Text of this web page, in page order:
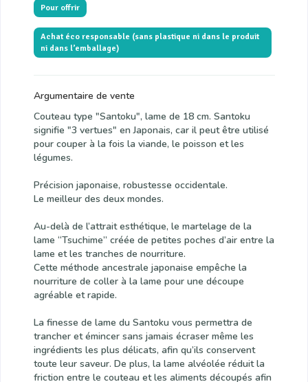
Pour offrir
Achat éco responsable (sans plastique ni dans le produit
ni dans l’emballage)
Argumentaire de vente
Couteau type "Santoku", lame de 18 cm. Santoku
signifie "3 vertues" en Japonais, car il peut être utilisé
pour couper à la fois la viande, le poisson et les
légumes.
Précision japonaise, robustesse occidentale.
Le meilleur des deux mondes.
Au-delà de l’attrait esthétique, le martelage de la
lame “Tsuchime” créée de petites poches d’air entre la
lame et les tranches de nourriture.
Cette méthode ancestrale japonaise empêche la
nourriture de coller à la lame pour une découpe
agréable et rapide.
La finesse de lame du Santoku vous permettra de
trancher et émincer sans jamais écraser même les
ingrédients les plus délicats, afin qu’ils conservent
toute leur saveur. De plus, la lame alvéolée réduit la
friction entre le couteau et les aliments découpés afin